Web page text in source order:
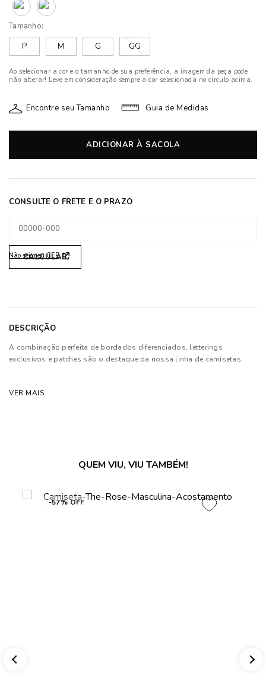
Tamanho:
P
M G GG
Ao selecionar a cor e o tamanho de sua preferência, a imagem da peça pode
não alterar! Leve em consideração sempre a cor selecionada no círculo acima.
Encontre seu Tamanho Guia de Medidas
ADICIONAR À SACOLA
Não sei meu CEP
DESCRIÇÃO
A combinação perfeita de bordados diferenciados, letterings
exclusivos e patches são o destaque da nossa linha de camisetas.
VER MAIS
QUEM VIU, VIU TAMBÉM!
-57% OFF